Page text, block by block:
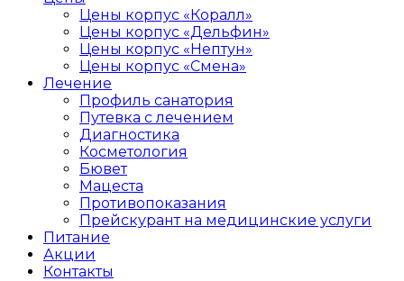
Цены корпус «Коралл»
Цены корпус «Дельфин»
Цены корпус «Нептун»
Цены корпус «Смена»
Лечение
Профиль санатория
Путевка с лечением
Диагностика
Косметология
Бювет
Мацеста
Противопоказания
Прейскурант на медицинские услуги
Питание
Акции
Контакты